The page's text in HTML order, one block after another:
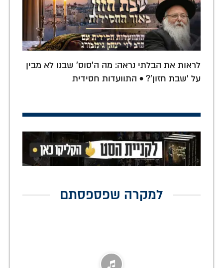
לראות את הבלתי נראה: מה ה'סוס' שבנו לא מבין
על 'שבת חזון'? • התוועדות חסידית
למקרה שפספסתם